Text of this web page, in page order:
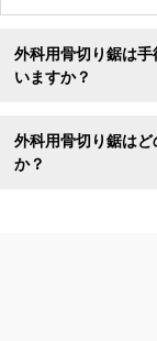
外科用骨切り鋸は
いますか？
外科用骨切り鋸は
か？